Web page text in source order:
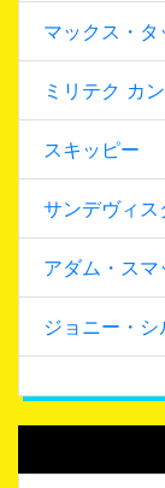
マックス・タ
ミリテク カ
スキッピー
サンデヴィス
アダム・スマ
ジョニー・